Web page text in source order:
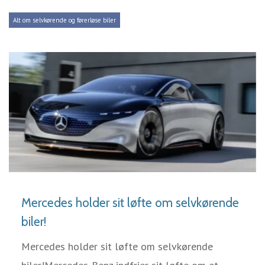
Alt om selvkørende og førerløse biler
LÆS MERE
Mercedes holder sit løfte om selvkørende
biler!
Mercedes holder sit løfte om selvkørende